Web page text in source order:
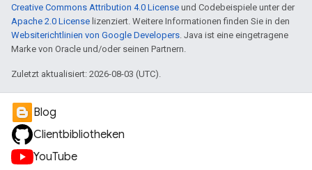
Creative Commons Attribution 4.0 License und Codebeispiele unter der
Apache 2.0 License lizenziert. Weitere Informationen finden Sie in den
Websiterichtlinien von Google Developers. Java ist eine eingetragene
Marke von Oracle und/oder seinen Partnern.
Zuletzt aktualisiert: 2026-08-03 (UTC).
Blog
Clientbibliotheken
YouTube